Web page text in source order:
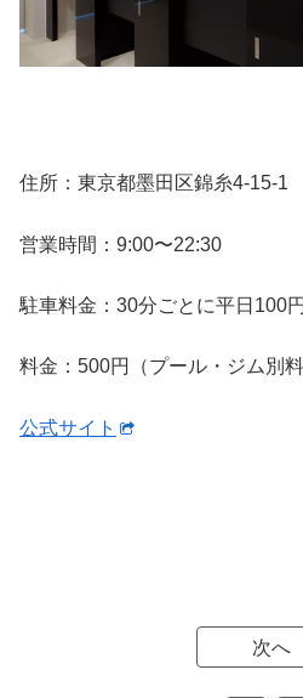
住所：東京都墨田区錦糸4-15-1
営業時間：9:00〜22:30
駐車料金：30分ごとに平日100
料金：500円（プール・ジム別料
公式サイト
次へ